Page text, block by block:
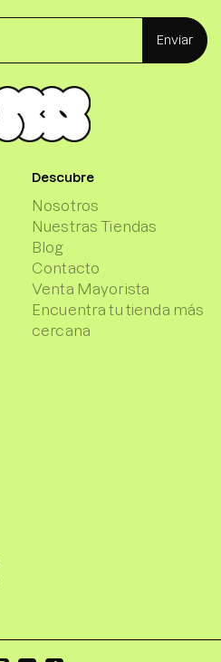
Enviar
Descubre
Nosotros
Nuestras Tiendas
Blog
Contacto
Venta Mayorista
Encuentra tu tienda más
cercana